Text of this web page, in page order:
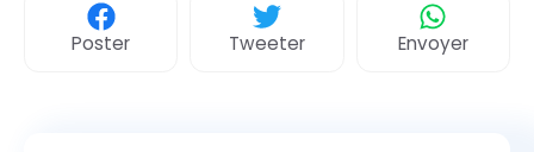
Poster Tweeter Envoyer